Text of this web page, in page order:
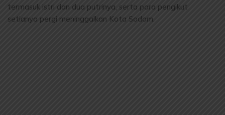
termasuk istri dan dua putrinya, serta para pengikut
setianya pergi meninggalkan Kota Sodom.